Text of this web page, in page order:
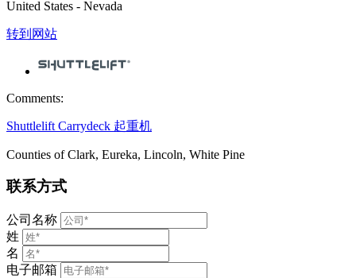
United States - Nevada
转到网站
Comments:
Shuttlelift Carrydeck 起重机
Counties of Clark, Eureka, Lincoln, White Pine
联系方式
公司名称
姓
名
电子邮箱